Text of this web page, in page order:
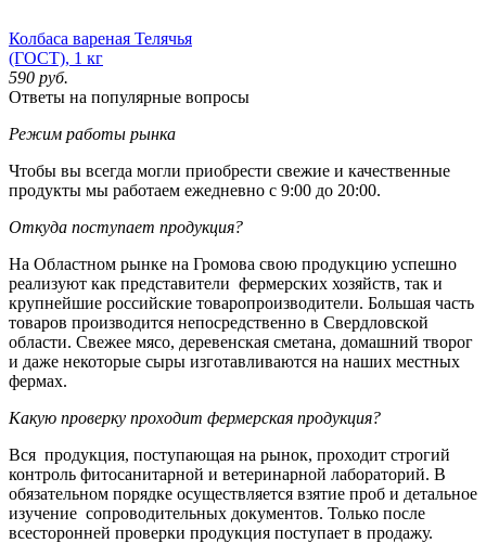
Колбаса вареная Телячья
(ГОСТ), 1 кг
590 руб.
Ответы на популярные вопросы
Режим работы рынка
Чтобы вы всегда могли приобрести свежие и качественные
продукты мы работаем ежедневно с 9:00 до 20:00.
Откуда поступает продукция?
На Областном рынке на Громова свою продукцию успешно
реализуют как представители фермерских хозяйств, так и
крупнейшие российские товаропроизводители. Большая часть
товаров производится непосредственно в Свердловской
области. Свежее мясо, деревенская сметана, домашний творог
и даже некоторые сыры изготавливаются на наших местных
фермах.
Какую проверку проходит фермерская продукция?
Вся продукция, поступающая на рынок, проходит строгий
контроль фитосанитарной и ветеринарной лабораторий. В
обязательном порядке осуществляется взятие проб и детальное
изучение сопроводительных документов. Только после
всесторонней проверки продукция поступает в продажу.